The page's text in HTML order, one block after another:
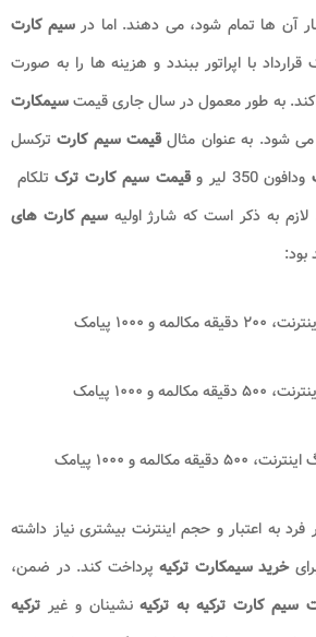
آن ها تمام شود، می دهند. اما درسیم کارت
قرارداد با اپراتور ببندد و هزینه ها را به صورت
کند. به طور معمول در سال جاری قیمتسیمکارت
قیمت سیم کارتترکسل
ودافون 350 لیر و قیمت سیم کارت ترکتلکام
سیم کارت های
بود:
به اعتبار و حجم اینترنت بیشتری نیاز داشته
خرید سیمکارت ترکیهپرداخت کند. در ضمن،
سیم کارت ترکیه به ترکیهنشینان و غیر ترکیه